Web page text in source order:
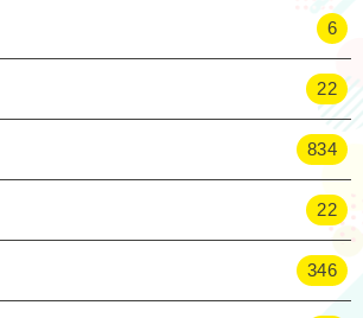
6
22
834
22
346